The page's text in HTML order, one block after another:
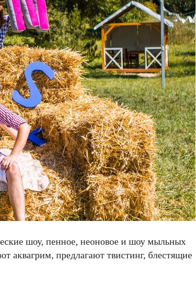
шоу, пенное, неоновое и шоу мыльных
аквагрим, предлагают твистинг, блестящие